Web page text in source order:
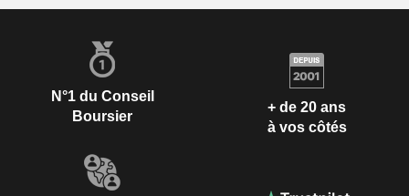
N°1 du Conseil
Boursier
+ de 20 ans
à vos côtés